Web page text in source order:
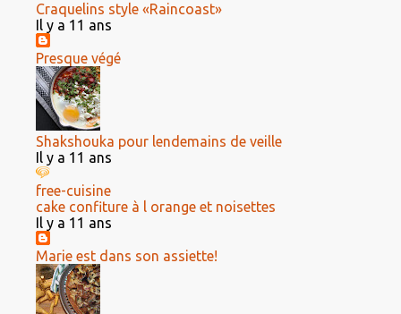
Craquelins style «Raincoast»
Il y a 11 ans
Presque végé
Shakshouka pour lendemains de veille
Il y a 11 ans
free-cuisine
cake confiture à l orange et noisettes
Il y a 11 ans
Marie est dans son assiette!